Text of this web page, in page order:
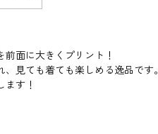
面に大きくプリント！
見ても着ても楽しめる逸品です。
す！